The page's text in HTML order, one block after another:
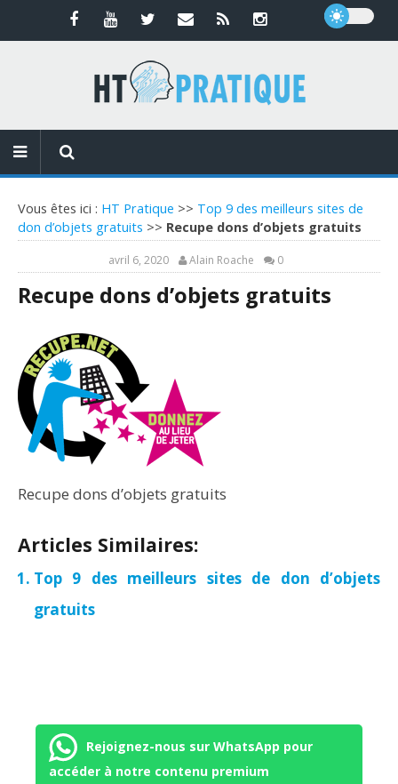
Vous êtes ici : HT Pratique >> Top 9 des meilleurs sites de
don d’objets gratuits >> Recupe dons d’objets gratuits
avril 6, 2020 Alain Roache 0
Recupe dons d’objets gratuits
Recupe dons d’objets gratuits
Articles Similaires:
Top 9 des meilleurs sites de don d’objets
gratuits
Rejoignez-nous sur WhatsApp pour
accéder à notre contenu premium